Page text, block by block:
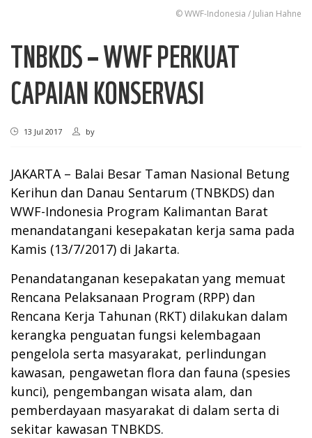
© WWF-Indonesia / Julian Hahne
TNBKDS – WWF PERKUAT
CAPAIAN KONSERVASI
13 Jul 2017 by
JAKARTA – Balai Besar Taman Nasional Betung
Kerihun dan Danau Sentarum (TNBKDS) dan
WWF-Indonesia Program Kalimantan Barat
menandatangani kesepakatan kerja sama pada
Kamis (13/7/2017) di Jakarta.
Penandatanganan kesepakatan yang memuat
Rencana Pelaksanaan Program (RPP) dan
Rencana Kerja Tahunan (RKT) dilakukan dalam
kerangka penguatan fungsi kelembagaan
pengelola serta masyarakat, perlindungan
kawasan, pengawetan flora dan fauna (spesies
kunci), pengembangan wisata alam, dan
pemberdayaan masyarakat di dalam serta di
sekitar kawasan TNBKDS.